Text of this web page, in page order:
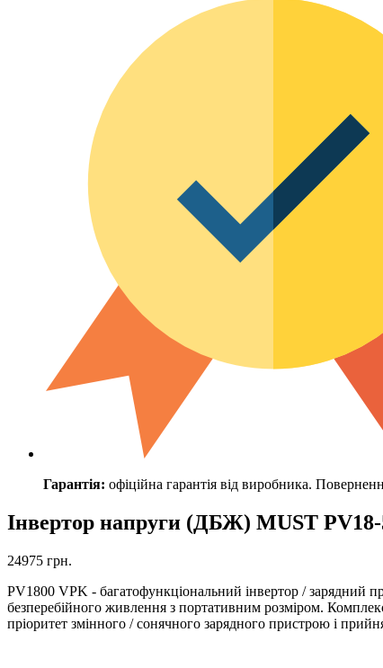
Гарантія: офіційна гарантія від виробника.
Інвертор напруги (ДБЖ) MUST
24975 грн.
PV1800 VPK - багатофункціональний інвертор / зарядний
безперебійного живлення з портативним розміром.
пріоритет змінного / сонячного зарядного пристрою і